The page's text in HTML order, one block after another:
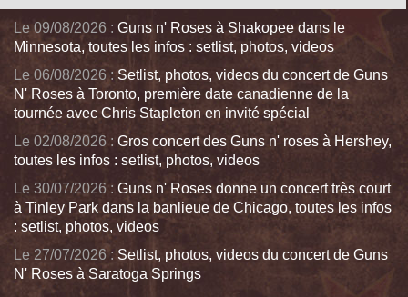
Le 09/08/2026 : Guns n' Roses à Shakopee dans le
Minnesota, toutes les infos : setlist, photos, videos
Le 06/08/2026 : Setlist, photos, videos du concert de Guns
N' Roses à Toronto, première date canadienne de la
tournée avec Chris Stapleton en invité spécial
Le 02/08/2026 : Gros concert des Guns n' roses à Hershey,
toutes les infos : setlist, photos, videos
Le 30/07/2026 : Guns n' Roses donne un concert très court
à Tinley Park dans la banlieue de Chicago, toutes les infos
: setlist, photos, videos
Le 27/07/2026 : Setlist, photos, videos du concert de Guns
N' Roses à Saratoga Springs